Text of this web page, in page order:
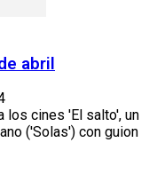
abril
los cines 'El salto', un
('Solas') con guion